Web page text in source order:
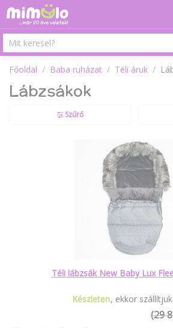
Főoldal Baba ruházat Téli áruk
Lábzsákok
Szűrő
Téli lábzsák New Baby Lux
Készleten ekkor szállítjuk:
(29